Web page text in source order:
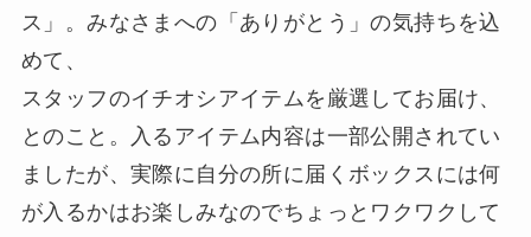
ス」。みなさまへの「ありがとう」の気持ちを込
めて、
スタッフのイチオシアイテムを厳選してお届け、
とのこと。入るアイテム内容は一部公開されてい
ましたが、実際に自分の所に届くボックスには何
が入るかはお楽しみなのでちょっとワクワクして